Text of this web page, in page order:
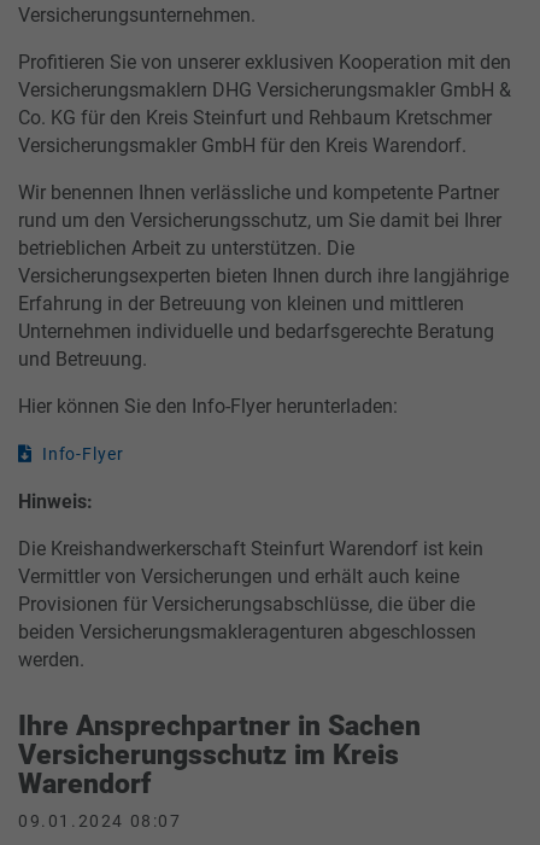
Versicherungsunternehmen.
Profitieren Sie von unserer exklusiven Kooperation mit den
Versicherungsmaklern DHG Versicherungsmakler GmbH &
Co. KG für den Kreis Steinfurt und Rehbaum Kretschmer
Versicherungsmakler GmbH für den Kreis Warendorf.
Wir benennen Ihnen verlässliche und kompetente Partner
rund um den Versicherungsschutz, um Sie damit bei Ihrer
betrieblichen Arbeit zu unterstützen. Die
Versicherungsexperten bieten Ihnen durch ihre langjährige
Erfahrung in der Betreuung von kleinen und mittleren
Unternehmen individuelle und bedarfsgerechte Beratung
und Betreuung.
Hier können Sie den Info-Flyer herunterladen:
Info-Flyer
Hinweis:
Die Kreishandwerkerschaft Steinfurt Warendorf ist kein
Vermittler von Versicherungen und erhält auch keine
Provisionen für Versicherungsabschlüsse, die über die
beiden Versicherungsmakleragenturen abgeschlossen
werden.
Ihre Ansprechpartner in Sachen
Versicherungsschutz im Kreis
Warendorf
09.01.2024 08:07